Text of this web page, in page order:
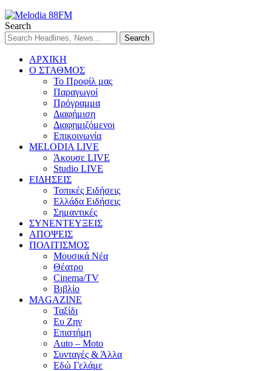
Search
ΑΡΧΙΚΗ
Ο ΣΤΑΘΜΟΣ
Το Προφίλ μας
Παραγωγοί
Πρόγραμμα
Διαφήμιση
Διαφημιζόμενοι
Επικοινωνία
MELODIA LIVE
Άκουσε LIVE
Studio LIVE
ΕΙΔΗΣΕΙΣ
Τοπικές Ειδήσεις
Ελλάδα Ειδήσεις
Σημαντικές
ΣΥΝΕΝΤΕΥΞΕΙΣ
ΑΠΟΨΕΙΣ
ΠΟΛΙΤΙΣΜΟΣ
Μουσικά Νέα
Θέατρο
Cinema/TV
Βιβλίο
MAGAZINE
Ταξίδι
Ευ Ζην
Επιστήμη
Auto – Moto
Συνταγές & Άλλα
Εδώ Γελάμε